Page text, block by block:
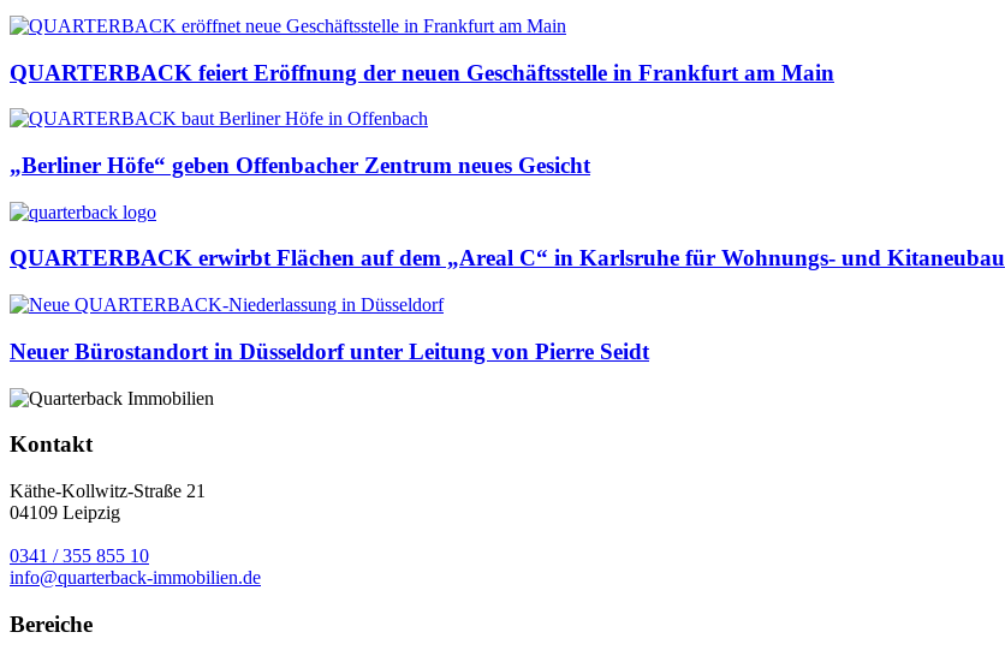
QUARTERBACK feiert Eröffnung der neuen Geschäftsstelle in Frankfurt am Main
„Berliner Höfe“ geben Offenbacher Zentrum neues Gesicht
QUARTERBACK erwirbt Flächen auf dem „Areal C“ in Karlsruhe für Wohnungs- und Kitaneubau
Neuer Bürostandort in Düsseldorf unter Leitung von Pierre Seidt
Kontakt
Käthe-Kollwitz-Straße 21
04109 Leipzig
0341 / 355 855 10
info@quarterback-immobilien.de
Bereiche